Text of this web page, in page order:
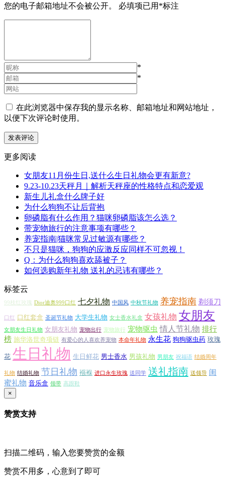
您的电子邮箱地址不会被公开。 必填项已用 *标注
*
*
在此浏览器中保存我的显示名称、邮箱地址和网站地址，
以便下次评论时使用。
更多阅读
女朋友11月份生日,送什么生日礼物会更有新意?
9.23-10.23天秤月｜解析天秤座的性格特点和恋爱观
新生儿礼盒什么牌子好
为什么狗狗不让后背抱
卵磷脂有什么作用？猫咪卵磷脂该怎么选？
带宠物旅行的注意事项有哪些？
养宠指南|猫咪常见过敏源有哪些？
不只是猫咪，狗狗的应激反应同样不可忽视！
Q：为什么狗狗喜欢舔被子？
如何选购新年礼物 送礼的忌讳有哪些？
标签云
99枝红玫瑰 Dior迪奥999口红 七夕礼物 中国风 中秋节礼物 养宠指南 剃须刀
口红 口红套盒 圣诞节礼物 大学生礼物 女士香水礼盒 女孩礼物 女朋友
女朋友生日礼物 女朋友礼物 宠物出行 宠物旅行 宠物驱虫 情人节礼物 排行
榜 施华洛世奇项链 有爱心的人喜欢养宠物 本命年礼物 永生花 狗狗驱虫药 玫瑰
花 生日礼物 生日鲜花 男士香水 男孩礼物 男朋友 祝福语 结婚周年
礼物 结婚礼物 节日礼物 襁褓 进口永生玫瑰 送同学 送礼指南 送领导 闺
蜜礼物 音乐盒 领带 高跟鞋
×
赞赏支持
扫描二维码，输入您要赞赏的金额
赞赏不用多，心意到了即可